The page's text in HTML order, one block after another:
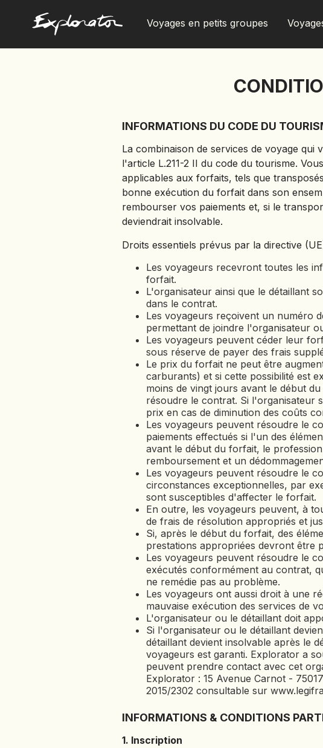
Voyages en petits groupes
INFORMATIONS DU CODE DU
La combinaison de services de voyage qui
l'article L.211-2 II du code du tourisme.
applicables aux forfaits, tels que
bonne exécution du forfait dans son
rembourser vos paiements et, si le
deviendrait insolvable.
Droits essentiels prévus par la directive
Les voyageurs recevront toutes les
forfait.
L'organisateur ainsi que le détaillant
dans le contrat.
Les voyageurs reçoivent un numéro
permettant de joindre l'organisateur
Les voyageurs peuvent céder leur
sous réserve de payer des frais
Le prix du forfait ne peut être
carburants) et si cette possibilité est
moins de vingt jours avant le début
résoudre le contrat. Si l'organisateur
prix en cas de diminution des coûts
Les voyageurs peuvent résoudre le
paiements effectués si l'un des
avant le début du forfait, le
remboursement et un
Les voyageurs peuvent résoudre le
circonstances exceptionnelles, par
sont susceptibles d'affecter le forfait.
En outre, les voyageurs peuvent, à
de frais de résolution appropriés et
Si, après le début du forfait, des
prestations appropriées devront être
Les voyageurs peuvent résoudre le
exécutés conformément au contrat,
ne remédie pas au problème.
Les voyageurs ont aussi droit à une
mauvaise exécution des services de
L'organisateur ou le détaillant doit
Si l'organisateur ou le détaillant
détaillant devient insolvable après le
voyageurs est garanti. Explorator a
peuvent prendre contact avec cet
Explorator : 15 Avenue Carnot -
2015/2302 consultable sur
INFORMATIONS & CONDITIONS
1. Inscription